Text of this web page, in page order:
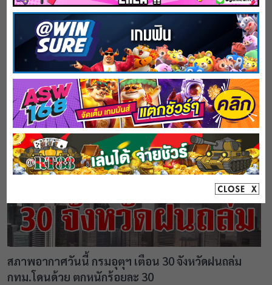
รู้แล้ว สาเหตุเครื่องบินสายการบินไทย ส่งสัญญาณ
ฉุกเฉินขณะบินผ่านอ่าวไทย
February 19, 2025
สภาพอากาศวันนี้ กรมอุตุฯ เตือน 30 จังหวัดฝนถล่ม
กทม.โดนด้วย ตกหนักร้อยละ 30